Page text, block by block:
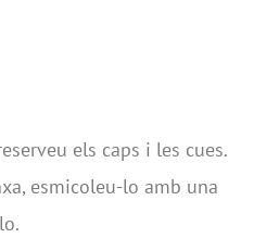
els caps i les cues.
esmicoleu-lo amb una